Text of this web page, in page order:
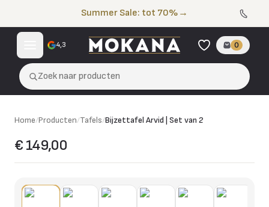
Summer Sale: tot 70% →
4,3 0
Zoek naar producten
Home/Producten/Tafels/Bijzettafel Arvid | Set van 2
€ 149,00